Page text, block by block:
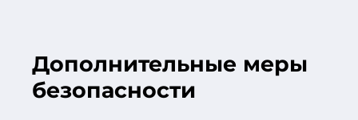
Дополнительные меры
безопасности